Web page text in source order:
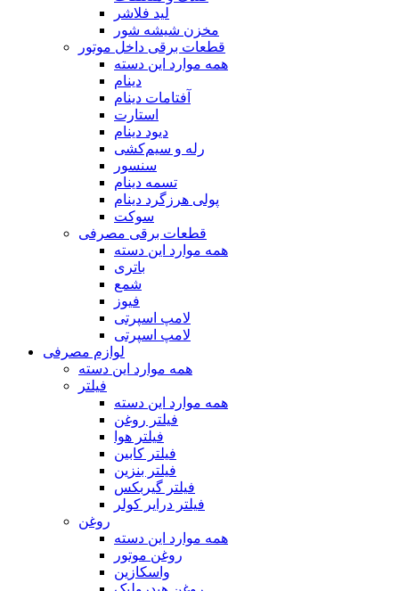
لید فلاشر
مخزن شیشه شور
قطعات برقی داخل موتور
همه موارد این دسته
دینام
آفتامات دینام
استارت
دیود دینام
رله و سیم‌کشی
سنسور
تسمه‌‌ دینام
پولی هرزگرد دینام
سوکت
قطعات برقی مصرفی
همه موارد این دسته
باتری
شمع
فیوز
لامپ اسپرتی
لامپ اسپرتی
لوازم مصرفی
همه موارد این دسته
فیلتر
همه موارد این دسته
فیلتر روغن
فیلتر هوا
فیلتر کابین
فیلتر بنزین
فیلتر گیربکس
فیلتر درایر کولر
روغن
همه موارد این دسته
روغن موتور
واسکازین